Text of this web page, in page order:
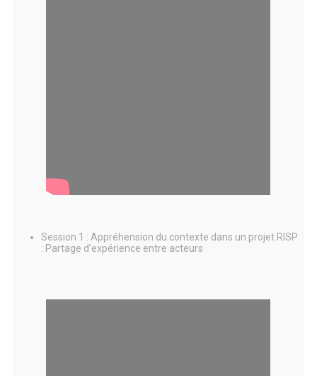
Session 1 : Appréhension du contexte dans un projet RISP
: Partage d’expérience entre acteurs